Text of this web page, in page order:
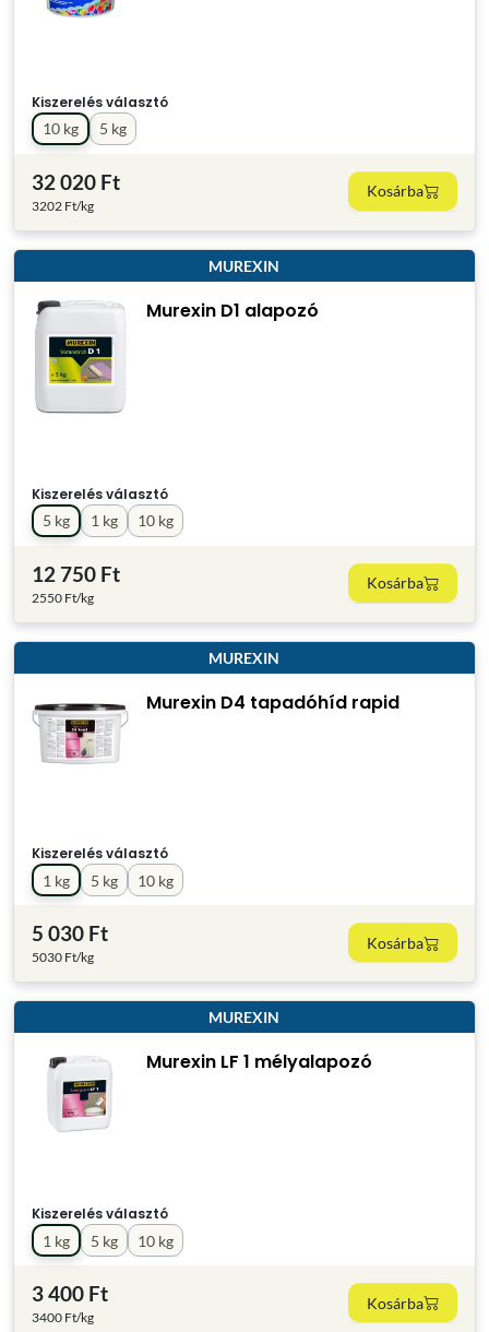
Kiszerelés választó
5 kg
10 kg
32 020 Ft
3202 Ft/kg
Kosárba
MUREXIN
Murexin D1 alapozó
Kiszerelés választó
1 kg
5 kg 10 kg
12 750 Ft
2550 Ft/kg
Kosárba
MUREXIN
Murexin D4 tapadóhíd rapid
Kiszerelés választó
1 kg
5 kg 10 kg
5 030 Ft
5030 Ft/kg
Kosárba
MUREXIN
Murexin LF 1 mélyalapozó
Kiszerelés választó
1 kg
5 kg 10 kg
3 400 Ft
3400 Ft/kg
Kosárba